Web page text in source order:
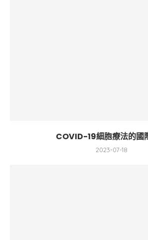
COVID-19細胞療法的國
2023-07-18